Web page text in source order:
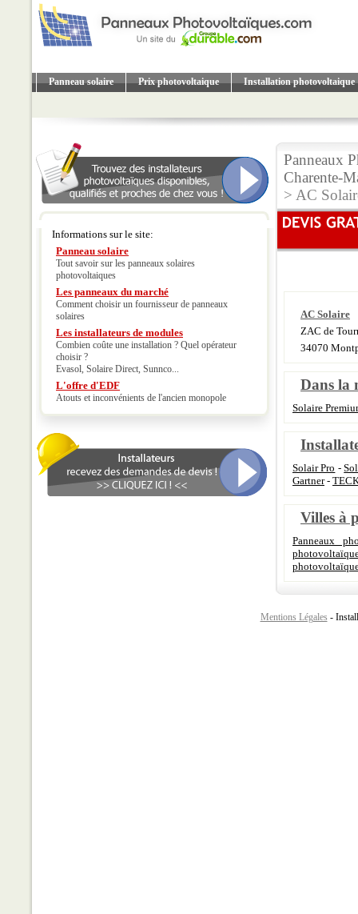
Panneau solaire Prix photovoltaique Installation photovoltaique
Informations sur le site:
Panneau solaire
Tout savoir sur les panneaux solaires
photovoltaiques
Les panneaux du marché
Comment choisir un fournisseur de panneaux
solaires
Les installateurs de modules
Combien coûte une installation ? Quel opérateur
choisir ?
Evasol, Solaire Direct, Sunnco...
L'offre d'EDF
Atouts et inconvénients de l'ancien monopole
Panneaux
Charente-
> AC
AC Solaire
ZAC de
34070
Dans la
Solaire
Solair Pro -
Gartner-
Villes à
Panneaux
Mentions Légales -